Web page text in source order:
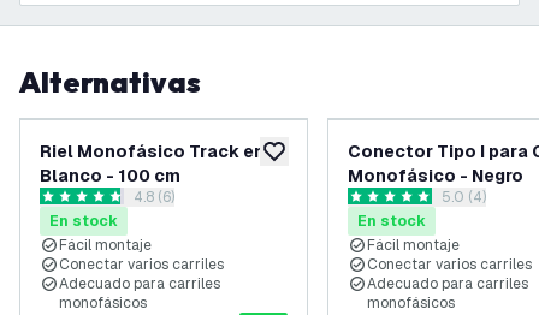
Alternativas
añadir a lista de deseos
Riel Monofásico Track en
Blanco - 100 cm
abrir el panel de reseñas
4.8 estrellas de puntuación
4.8 (6)
En stock
Fácil montaje
Conectar varios carriles
Adecuado para carriles
monofásicos
Conector Tipo I para
Monofásico - Negro
abrir el
5 estrellas de puntuación
5.0 (4)
En stock
Fácil montaje
Conectar varios carriles
Adecuado para carriles
monofásicos